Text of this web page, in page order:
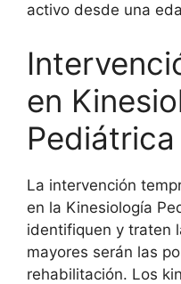
activo desde una
en
Pediátrica
La intervención
en la Kinesiología
identifiquen y traten
mayores serán las
rehabilitación. Los